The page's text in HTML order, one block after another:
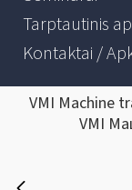
Tarptautinis
Kontaktai /
VMI Machine
VMI